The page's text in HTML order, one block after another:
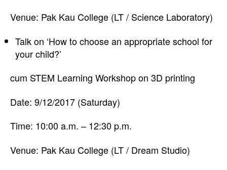
Venue: Pak Kau College (LT / Science Laboratory)
Talk on ‘How to choose an appropriate school for
your child?’
cum STEM Learning Workshop on 3D printing
Date: 9/12/2017 (Saturday)
Time: 10:00 a.m. – 12:30 p.m.
Venue: Pak Kau College (LT / Dream Studio)